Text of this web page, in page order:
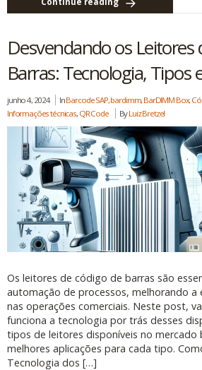
Desvendando os Leitores
Barras: Tecnologia, Tipos
junho 4, 2024 InBarcode SAP, bardimm, BarDIMM Box,
Informações técnicas, QR Code ByLuiz Bretzel
Os leitores de código de barras são
automação de processos, melhorando a
nas operações comerciais. Neste post,
funciona a tecnologia por trás desses
tipos de leitores disponíveis no mercado
melhores aplicações para cada tipo.
Tecnologia dos […]